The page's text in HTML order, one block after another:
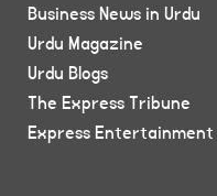
Business News in Urdu
Urdu Magazine
Urdu Blogs
The Express Tribune
Express Entertainment